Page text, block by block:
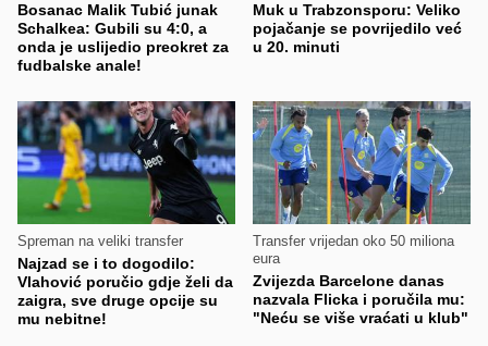
Bosanac Malik Tubić junak
Schalkea: Gubili su 4:0, a
onda je uslijedio preokret za
fudbalske anale!
Muk u Trabzonsporu: Veliko
pojačanje se povrijedilo već
u 20. minuti
Spreman na veliki transfer
Najzad se i to dogodilo:
Vlahović poručio gdje želi da
zaigra, sve druge opcije su
mu nebitne!
Transfer vrijedan oko 50 miliona
eura
Zvijezda Barcelone danas
nazvala Flicka i poručila mu:
"Neću se više vraćati u klub"